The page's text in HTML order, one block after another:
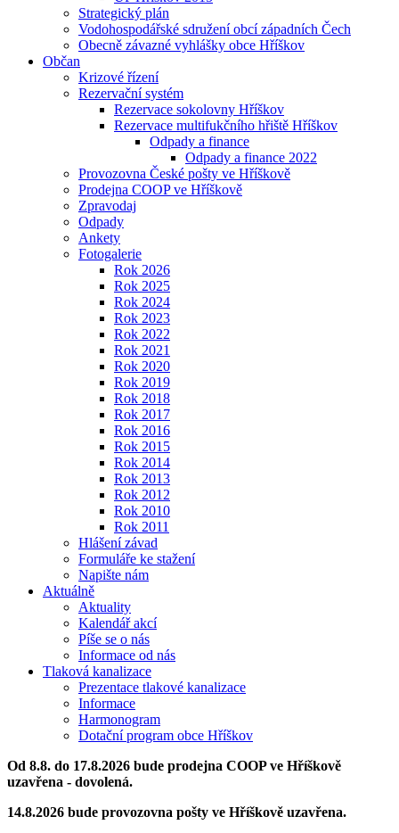
Strategický plán
Vodohospodářské sdružení obcí západních Čech
Obecně závazné vyhlášky obce Hříškov
Občan
Krizové řízení
Rezervační systém
Rezervace sokolovny Hříškov
Rezervace multifukčního hřiště Hříškov
Odpady a finance
Odpady a finance 2022
Provozovna České pošty ve Hříškově
Prodejna COOP ve Hříškově
Zpravodaj
Odpady
Ankety
Fotogalerie
Rok 2026
Rok 2025
Rok 2024
Rok 2023
Rok 2022
Rok 2021
Rok 2020
Rok 2019
Rok 2018
Rok 2017
Rok 2016
Rok 2015
Rok 2014
Rok 2013
Rok 2012
Rok 2010
Rok 2011
Hlášení závad
Formuláře ke stažení
Napište nám
Aktuálně
Aktuality
Kalendář akcí
Píše se o nás
Informace od nás
Tlaková kanalizace
Prezentace tlakové kanalizace
Informace
Harmonogram
Dotační program obce Hříškov
Od 8.8. do 17.8.2026 bude prodejna COOP ve Hříškově
uzavřena - dovolená.
14.8.2026 bude provozovna pošty ve Hříškově uzavřena.